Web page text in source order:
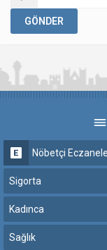
Nöbetçi
Sigorta
Kadınca
Sağlık